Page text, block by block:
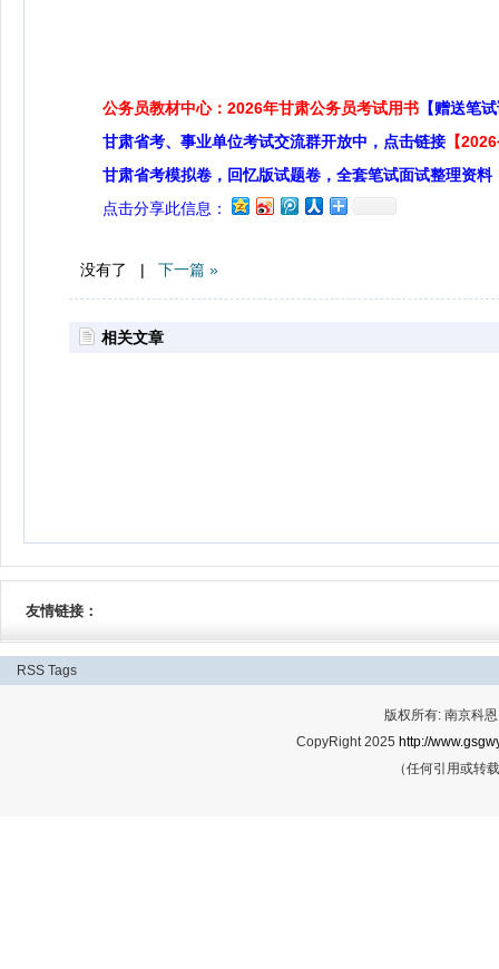
公务员教材中心：2026年甘肃公务员考试用书 【赠送笔
甘肃省考、事业单位考试交流群开放中，点击链接 【
甘肃省考模拟卷，回忆版试题卷，全套笔试面试整理资料
点击分享此信息：
没有了 | 下一篇 »
相关文章
友情链接：
RSS Tags
版权所有: 南京科
CopyRight 2025 http://
（任何引用或转